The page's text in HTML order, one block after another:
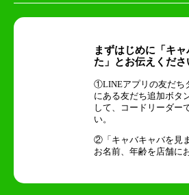
まずはじめに「キ
た」とお伝えくださ
①LINEアプリの友だち
にある友だち追加ボタ
して、コードリーダー
い。
②「キャバキャバを見
お名前、年齢を店舗に